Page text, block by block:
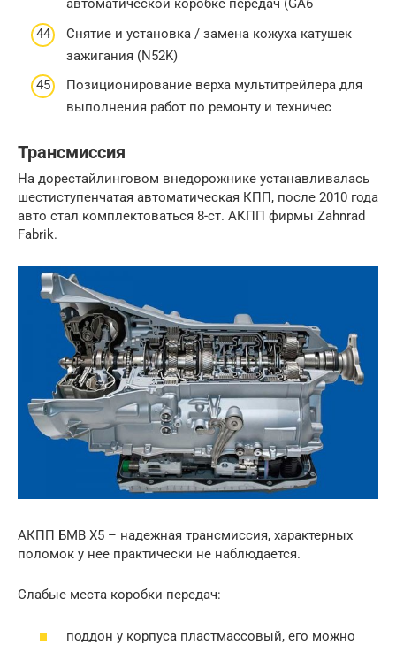
автоматической коробке передач (GA6
Снятие и установка / замена кожуха катушек
зажигания (N52K)
Позиционирование верха мультитрейлера для
выполнения работ по ремонту и техничес
Трансмиссия
На дорестайлинговом внедорожнике устанавливалась
шестиступенчатая автоматическая КПП, после 2010 года
авто стал комплектоваться 8-ст. АКПП фирмы Zahnrad
Fabrik.
АКПП БМВ Х5 – надежная трансмиссия, характерных
поломок у нее практически не наблюдается.
Слабые места коробки передач:
поддон у корпуса пластмассовый, его можно